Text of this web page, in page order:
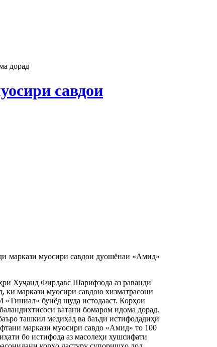
дорад
савдои
маркази муосири савдои дуошёнаи «Амид»
Хуҷанд Фирдавс Шарифзода аз раванди
ки маркази муосири савдою хизматрасонӣ
бунёд шуда истодааст. Корҳои
ватанӣ бомаром идома дорад.
ташкил медиҳад ва баъди истифодадиҳӣ
маркази муосири савдо «Амид» то 100
бо истифода аз масолеҳи хушсифати